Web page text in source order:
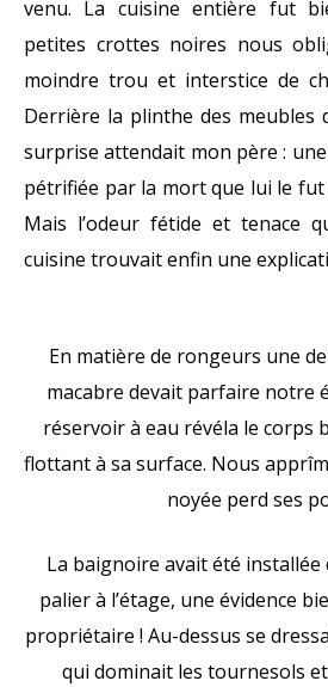
venu. La cuisine entière fut
petites crottes noires nous
moindre trou et interstice de
Derrière la plinthe des meubles
surprise attendait mon père :
pétrifiée par la mort que lui le
Mais l’odeur fétide et tenace
cuisine trouvait enfin une
En matière de rongeurs une
macabre devait parfaire notre
réservoir à eau révéla le corps
flottant à sa surface. Nous
noyée perd ses
La baignoire avait été
palier à l’étage, une évidence
propriétaire ! Au-dessus se
qui dominait les tournesols